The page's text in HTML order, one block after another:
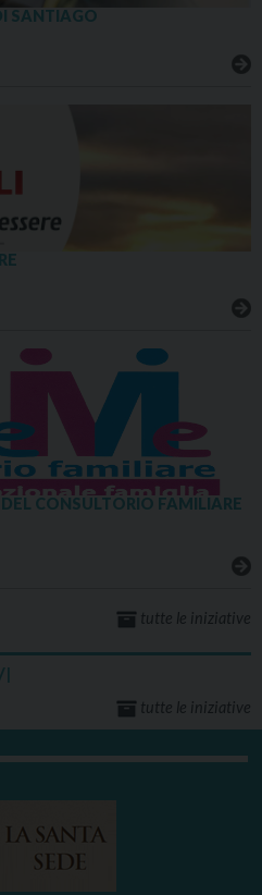
SANTIAGO
CONSULTORIO FAMILIARE
tutte le iniziative
tutte le iniziative